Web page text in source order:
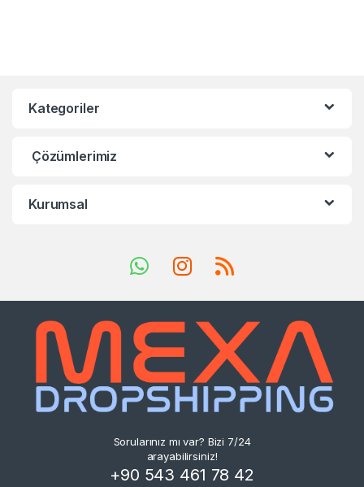
Kategoriler
Çözümlerimiz
Kurumsal
Sorularınız mı var? Bizi 7/24
arayabilirsiniz!
+90 543 461 78 42